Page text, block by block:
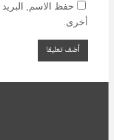
حفظ الاسم,
أخرى.